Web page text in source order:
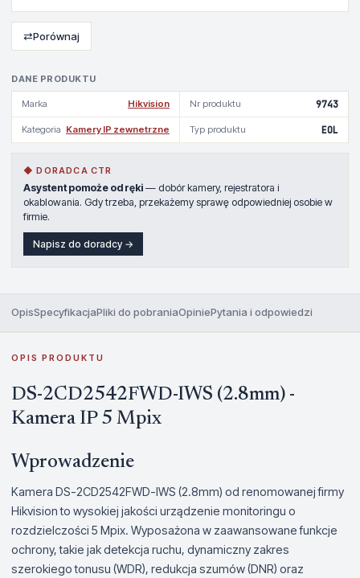
DANE PRODUKTU
Marka Hikvision Nr produktu 9743
Kategoria Kamery IP zewnetrzne Typ produktu EOL
◆ DORADCA CTR
Asystent pomoże od ręki — dobór kamery, rejestratora i
okablowania. Gdy trzeba, przekażemy sprawę odpowiedniej osobie w
firmie.
Napisz do doradcy →
⇄Porównaj
OpisSpecyfikacjaPliki do pobraniaOpiniePytania i odpowiedzi
OPIS PRODUKTU
DS-2CD2542FWD-IWS (2.8mm) -
Kamera IP 5 Mpix
Wprowadzenie
Kamera DS-2CD2542FWD-IWS (2.8mm) od renomowanej firmy
Hikvision to wysokiej jakości urządzenie monitoringu o
rozdzielczości 5 Mpix. Wyposażona w zaawansowane funkcje
ochrony, takie jak detekcja ruchu, dynamiczny zakres
szerokiego tonusu (WDR), redukcja szumów (DNR) oraz